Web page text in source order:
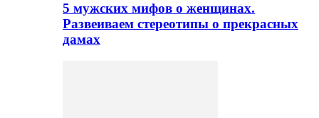
5 мужских мифов о женщинах.
Развеиваем стереотипы о прекрасных
дамах